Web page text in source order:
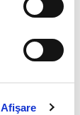
Afişare